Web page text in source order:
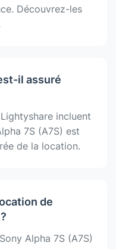
Découvrez-les
il assuré
incluent
7S (A7S) est
de la location.
de
Alpha 7S (A7S)